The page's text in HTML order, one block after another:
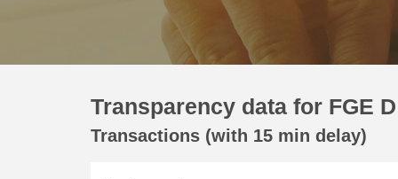
Transparency data for FGE
Transactions (with 15 min delay)